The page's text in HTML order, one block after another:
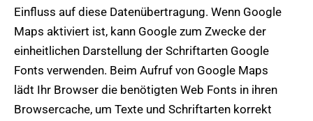
Einfluss auf diese Datenübertragung. Wenn Google
Maps aktiviert ist, kann Google zum Zwecke der
einheitlichen Darstellung der Schriftarten Google
Fonts verwenden. Beim Aufruf von Google Maps
lädt Ihr Browser die benötigten Web Fonts in ihren
Browsercache, um Texte und Schriftarten korrekt